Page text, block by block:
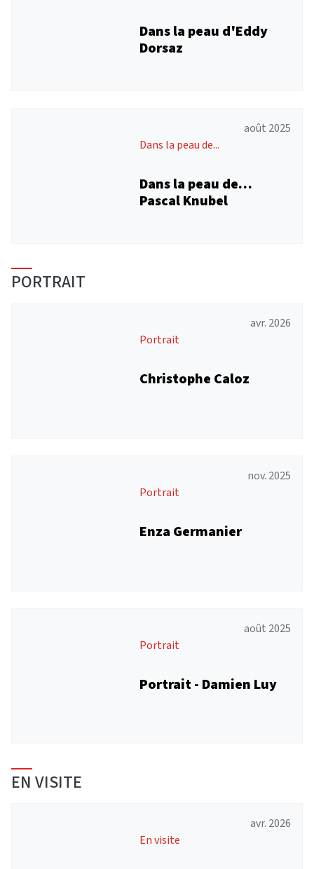
Dans la peau d'Eddy
Dorsaz
août 2025
Dans la peau de...
Dans la peau de…
Pascal Knubel
PORTRAIT
avr. 2026
Portrait
Christophe Caloz
nov. 2025
Portrait
Enza Germanier
août 2025
Portrait
Portrait - Damien Luy
EN VISITE
avr. 2026
En visite